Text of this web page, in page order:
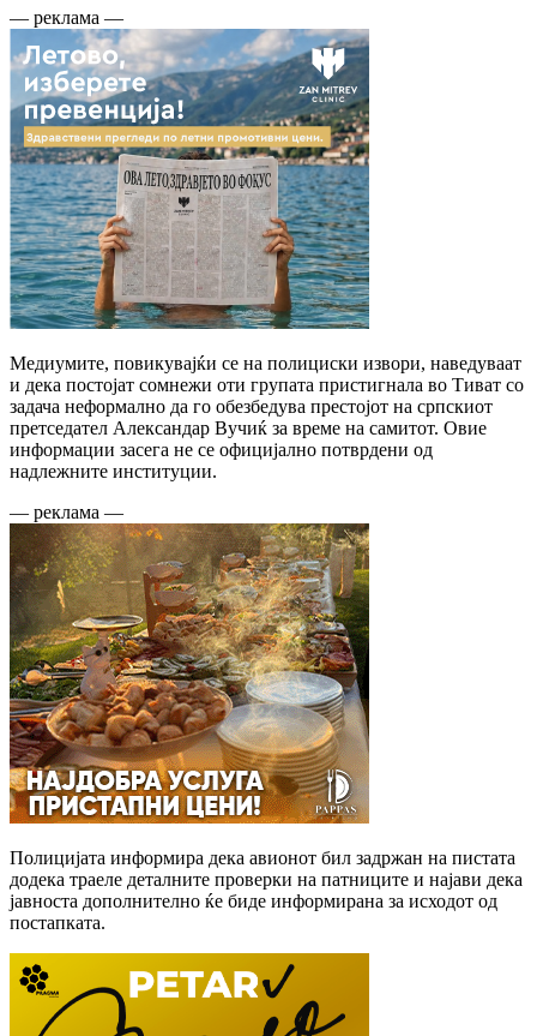
— реклама —
Медиумите, повикувајќи се на полициски извори, наведуваат
и дека постојат сомнежи оти групата пристигнала во Тиват со
задача неформално да го обезбедува престојот на српскиот
претседател Александар Вучиќ за време на самитот. Овие
информации засега не се официјално потврдени од
надлежните институции.
— реклама —
Полицијата информира дека авионот бил задржан на пистата
додека траеле деталните проверки на патниците и најави дека
јавноста дополнително ќе биде информирана за исходот од
постапката.